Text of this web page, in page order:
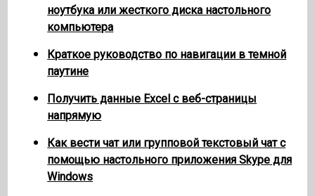
ноутбука или жесткого диска настольного
компьютера
Краткое руководство по навигации в темной
паутине
Получить данные Excel с веб-страницы
напрямую
Как вести чат или групповой текстовый чат с
помощью настольного приложения Skype для
Windows